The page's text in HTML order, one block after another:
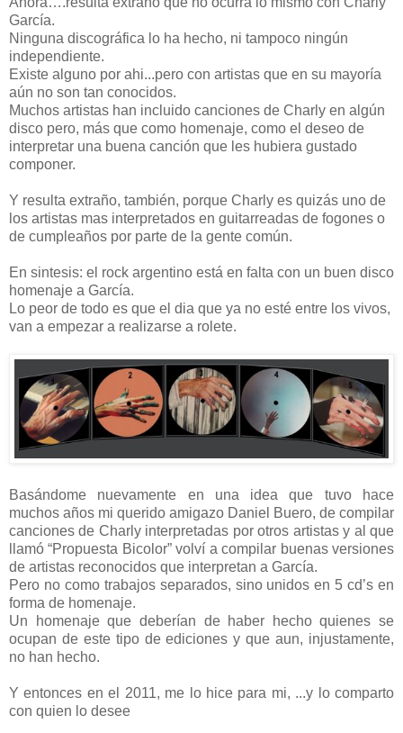
García.
Ninguna discográfica lo ha hecho, ni tampoco ningún
independiente.
Existe alguno por ahi...pero con artistas que en su mayoría
aún no son tan conocidos.
Muchos artistas han incluido canciones de Charly en algún
disco pero, más que como homenaje, como el deseo de
interpretar una buena canción que les hubiera gustado
componer.
Y resulta extraño, también, porque Charly es quizás uno de
los artistas mas interpretados en guitarreadas de fogones o
de cumpleaños por parte de la gente común.
En sintesis: el rock argentino está en falta con un buen disco
homenaje a García.
Lo peor de todo es que el dia que ya no esté entre los vivos,
van a empezar a realizarse a rolete.
Basándome nuevamente en una idea que tuvo hace
muchos años mi querido amigazo Daniel Buero, de compilar
canciones de Charly interpretadas por otros artistas y al que
llamó “Propuesta Bicolor” volví a compilar buenas versiones
de artistas reconocidos que interpretan a García.
Pero no como trabajos separados, sino unidos en 5 cd’s en
forma de homenaje.
Un homenaje que deberían de haber hecho quienes se
ocupan de este tipo de ediciones y que aun, injustamente,
no han hecho.
Y entonces en el 2011, me lo hice para mi, ...y lo comparto
con quien lo desee